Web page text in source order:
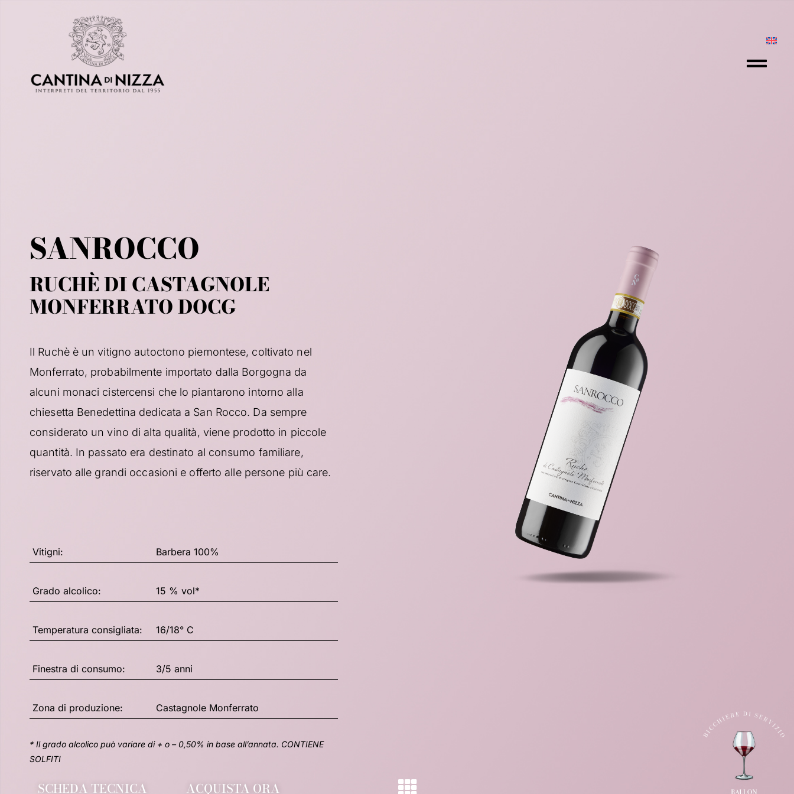
SANROCCO
RUCHÈ DI CASTAGNOLE
MONFERRATO DOCG
Il Ruchè è un vitigno autoctono piemontese, coltivato nel
Monferrato, probabilmente importato dalla Borgogna da
alcuni monaci cistercensi che lo piantarono intorno alla
chiesetta Benedettina dedicata a San Rocco. Da sempre
considerato un vino di alta qualità, viene prodotto in piccole
quantità. In passato era destinato al consumo familiare,
riservato alle grandi occasioni e offerto alle persone più care.
Vitigni: Barbera 100%
Grado alcolico: 15 % vol*
Temperatura consigliata: 16/18° C
Finestra di consumo: 3/5 anni
Zona di produzione: Castagnole Monferrato
* Il grado alcolico può variare di + o – 0,50% in base all’annata. CONTIENE
SOLFITI
SCHEDA TECNICA ACQUISTA ORA